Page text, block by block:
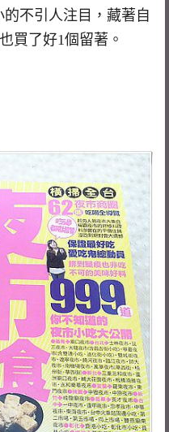
不引人注目，藏著自
買了好1個留著。